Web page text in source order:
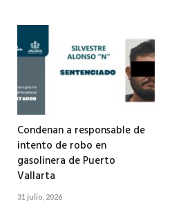
Condenan a responsable de
intento de robo en
gasolinera de Puerto
Vallarta
31 julio, 2026